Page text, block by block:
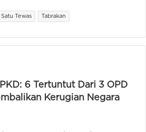
Satu Tewas Tabrakan
6 Tertuntut Dari 3 OPD
Kerugian Negara